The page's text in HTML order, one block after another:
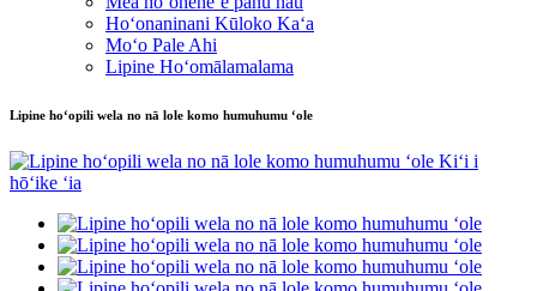
Hoʻonaninani Kūloko Kaʻa
Moʻo Pale Ahi
Lipine Hoʻomālamalama
Lipine hoʻopili wela no nā lole komo humuhumu ʻole